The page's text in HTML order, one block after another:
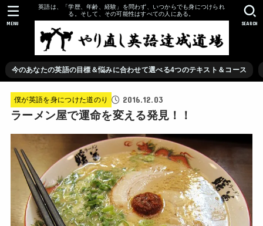
英語は、「学歴、年齢、経験」を問わず、いつからでも身につけられ
る。そして、その可能性はすべての人にある。
今のあなたの英語の目標＆悩みに合わせて選べる4つのテキスト＆コース
SEARCH
MENU
僕が英語を身につけた道のり 2016.12.03
ラーメン屋で運命を変える発見！！